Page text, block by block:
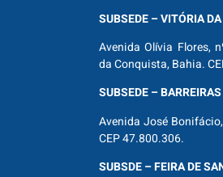
SUBSEDE – VITÓRIA
Avenida Olívia Flores,
da Conquista, Bahia.
SUBSEDE – BARREIRAS
Avenida José
CEP 47.800.306.
SUBSDE – FEIRA DE